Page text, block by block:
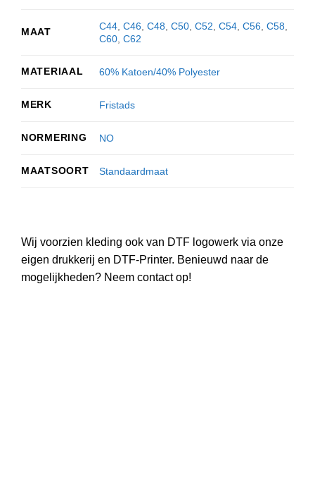
MAAT C44 ,C46 ,C48 ,C50 ,C52 ,C54 ,C56 ,C58
C60 ,C62
MATERIAAL 60% Katoen/40% Polyester
MERK Fristads
NORMERING NO
MAATSOORT Standaardmaat
Wij voorzien kleding ook van DTF logowerk via onze
eigen drukkerij en DTF-Printer. Benieuwd naar de
mogelijkheden? Neem contact op!